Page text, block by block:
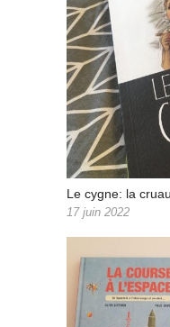
Le cygne: la
17 juin 2022